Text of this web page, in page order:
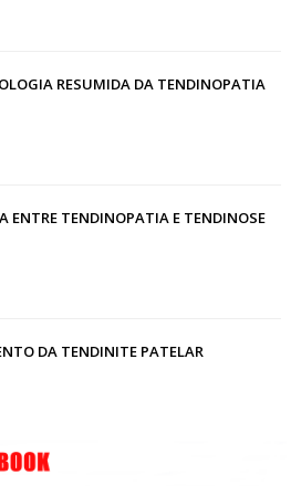
RESUMIDA DA TENDINOPATIA
ENTRE TENDINOPATIA E TENDINOSE
DA TENDINITE PATELAR
NOTÍCIAS